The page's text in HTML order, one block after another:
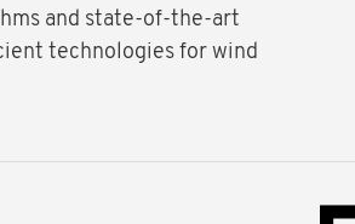
and state-of-the-art
technologies for wind